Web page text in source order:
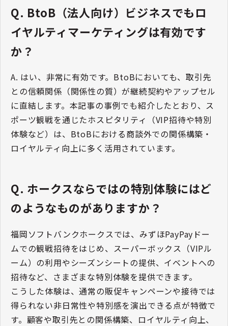
Q. BtoB（法人向け）ビジネスでもロ
イヤルティマーケティングは有効です
か？
A. はい、非常に有効です。BtoBにおいても、取引先
との信頼関係（関係性の質）が継続契約やアップセル
に直結します。本記事の事例でも紹介したとおり、ス
ポーツ観戦を通じたホスピタリティ（VIP招待や特別
体験など）は、BtoBにおける商談外での関係構築・
ロイヤルティ向上に多く活用されています。
Q. ホークスならではの特別体験にはど
のようなものがありますか？
福岡ソフトバンクホークスでは、みずほPayPayドー
ムでの観戦招待をはじめ、スーパーボックス（VIPル
ーム）の利用やシーズンシートの提供、イベントへの
招待など、さまざまな特別体験を提供できます。
こうした体験は、通常の販促キャンペーンや接待では
得られない非日常性や特別感を演出できる点が特徴で
す。顧客や取引先との関係構築、ロイヤルティ向上、